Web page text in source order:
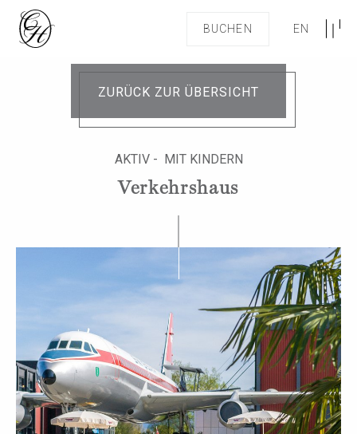
BUCHEN EN
ZURÜCK ZUR ÜBERSICHT
AKTIV - MIT KINDERN
Verkehrshaus